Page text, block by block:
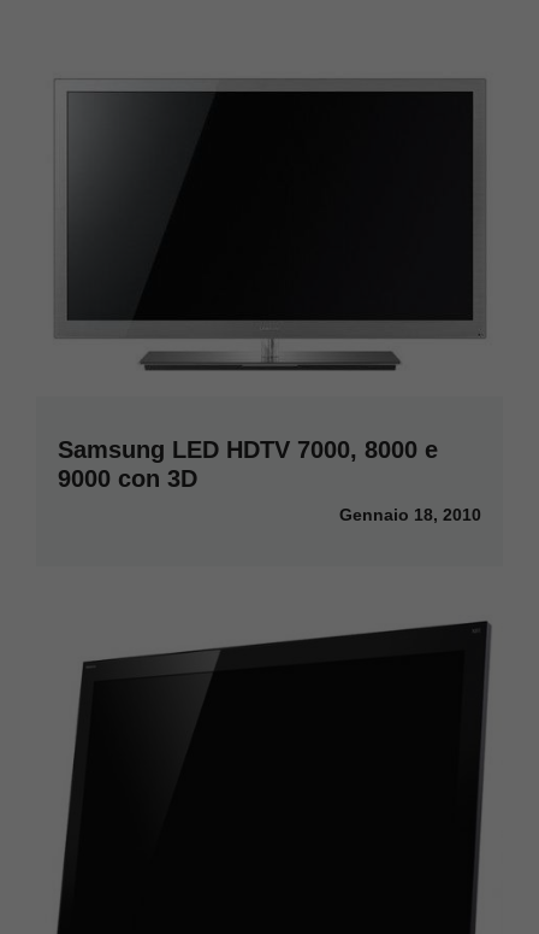
Samsung LED HDTV 7000, 8000 e
9000 con 3D
Gennaio 18, 2010